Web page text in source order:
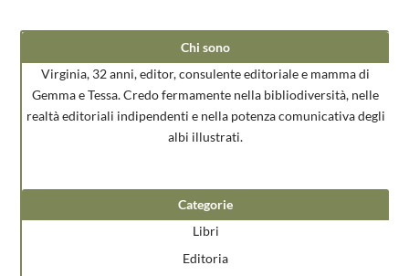
Chi sono
Virginia, 32 anni, editor, consulente editoriale e mamma di
Gemma e Tessa. Credo fermamente nella bibliodiversità, nelle
realtà editoriali indipendenti e nella potenza comunicativa degli
albi illustrati.
Categorie
Libri
Editoria